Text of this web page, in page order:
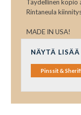
Täydellinen kopio
Rintaneula
MADE IN USA!
NÄYTÄ
Pinssit &